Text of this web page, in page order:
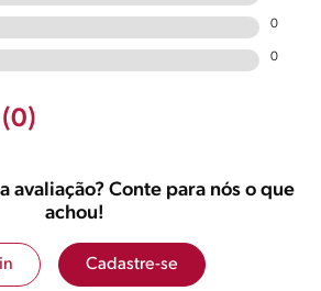
0
0
avaliação? Conte para nós o que
achou!
Cadastre-se